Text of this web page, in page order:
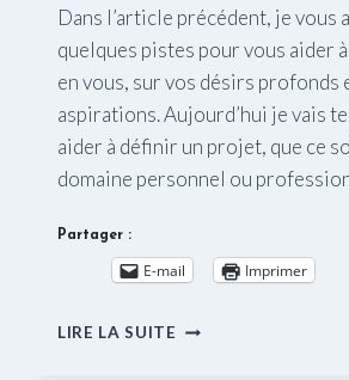
Dans l’article précédent, je vous
quelques pistes pour vous aider
en vous, sur vos désirs profonds
aspirations. Aujourd’hui je vais
aider à définir un projet, que ce
domaine personnel ou
Partager :
E-mail Imprimer
LIRE LA SUITE PASSER